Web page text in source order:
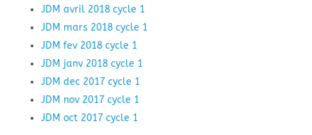
JDM avril 2018 cycle 1
JDM mars 2018 cycle 1
JDM fev 2018 cycle 1
JDM janv 2018 cycle 1
JDM dec 2017 cycle 1
JDM nov 2017 cycle 1
JDM oct 2017 cycle 1